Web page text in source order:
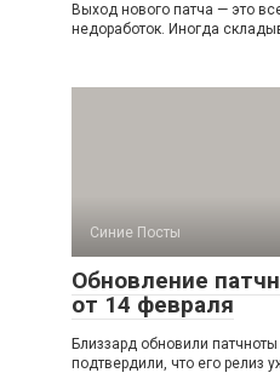
Выход нового патча — это
недоработок. Иногда
Синие Посты
Обновление
от 14 февраля
Близзард обновили
подтвердили, что его релиз